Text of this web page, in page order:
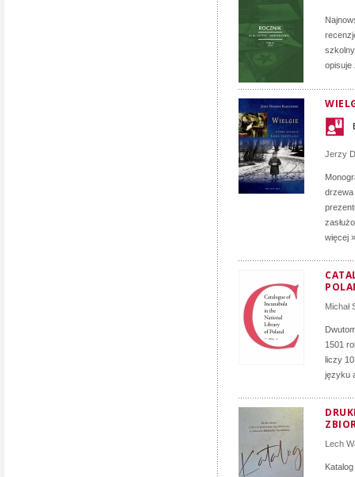
opisuje
Jerzy
drzewa
więcej »
Michał
1501
liczy
języku
Lech